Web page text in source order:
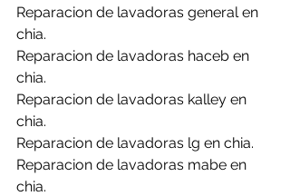
Reparacion de lavadoras general en
chia.
Reparacion de lavadoras haceb en
chia.
Reparacion de lavadoras kalley en
chia.
Reparacion de lavadoras lg en chia.
Reparacion de lavadoras mabe en
chia.